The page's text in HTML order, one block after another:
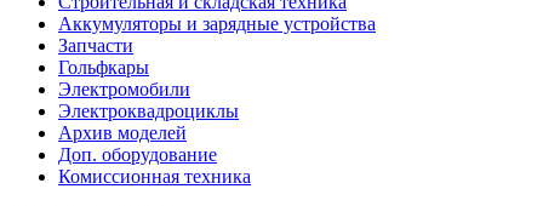
Аккумуляторы и зарядные устройства
Запчасти
Гольфкары
Электромобили
Электроквадроциклы
Архив моделей
Доп. оборудование
Комиссионная техника